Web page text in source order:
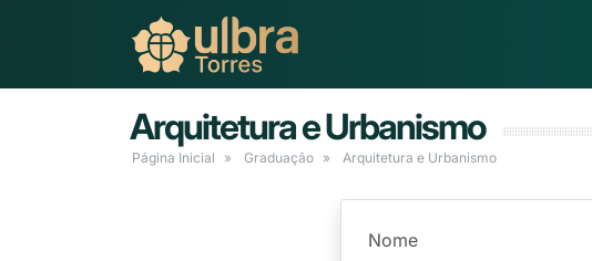
Arquitetura e Urbanismo
Página Inicial Graduação Arquitetura e Urbanismo
Nome